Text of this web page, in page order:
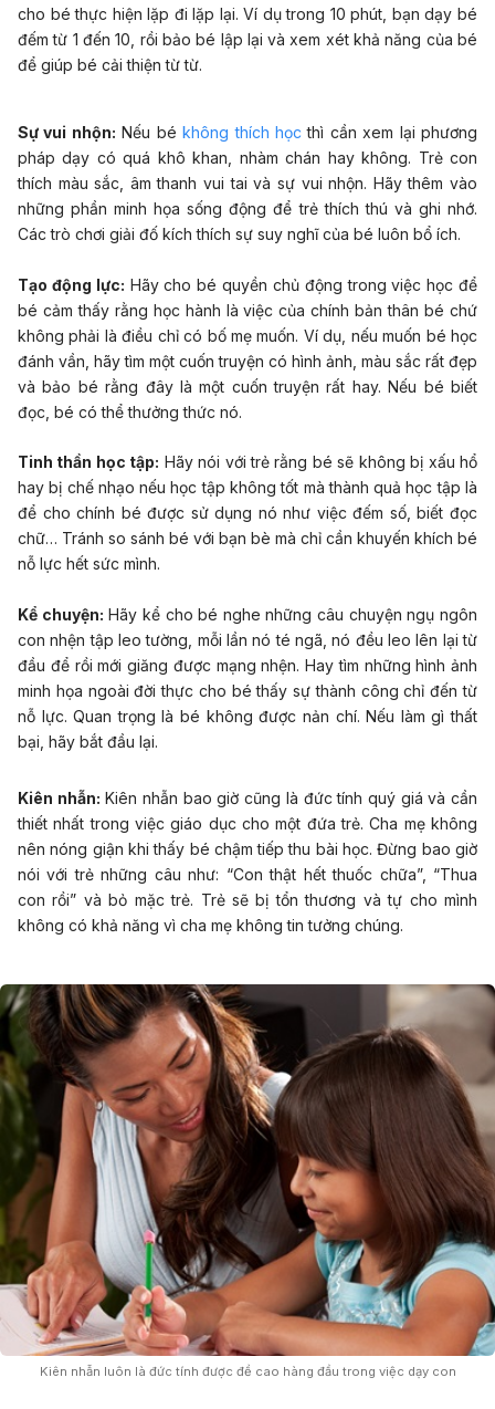
cho bé thực hiện lặp đi lặp lại. Ví dụ trong 10 phút, bạn dạy bé
đếm từ 1 đến 10, rồi bảo bé lập lại và xem xét khả năng của bé
để giúp bé cải thiện từ từ.
Sự vui nhộn: Nếu békhông thích học thì cần xem lại phương
pháp dạy có quá khô khan, nhàm chán hay không. Trẻ con
thích màu sắc, âm thanh vui tai và sự vui nhộn. Hãy thêm vào
những phần minh họa sống động để trẻ thích thú và ghi nhớ.
Các trò chơi giải đố kích thích sự suy nghĩ của bé luôn bổ ích.
Tạo động lực: Hãy cho bé quyền chủ động trong việc học để
bé cảm thấy rằng học hành là việc của chính bản thân bé chứ
không phải là điều chỉ có bố mẹ muốn. Ví dụ, nếu muốn bé học
đánh vần, hãy tìm một cuốn truyện có hình ảnh, màu sắc rất đẹp
và bảo bé rằng đây là một cuốn truyện rất hay. Nếu bé biết
đọc, bé có thể thưởng thức nó.
Tinh thần học tập: Hãy nói với trẻ rằng bé sẽ không bị xấu hổ
hay bị chế nhạo nếu học tập không tốt mà thành quả học tập là
để cho chính bé được sử dụng nó như việc đếm số, biết đọc
chữ… Tránh so sánh bé với bạn bè mà chỉ cần khuyến khích bé
nỗ lực hết sức mình.
Kể chuyện: Hãy kể cho bé nghe những câu chuyện ngụ ngôn
con nhện tập leo tường, mỗi lần nó té ngã, nó đều leo lên lại từ
đầu để rồi mới giăng được mạng nhện. Hay tìm những hình ảnh
minh họa ngoài đời thực cho bé thấy sự thành công chỉ đến từ
nỗ lực. Quan trọng là bé không được nản chí. Nếu làm gì thất
bại, hãy bắt đầu lại.
Kiên nhẫn: Kiên nhẫn bao giờ cũng là đức tính quý giá và cần
thiết nhất trong việc giáo dục cho một đứa trẻ. Cha mẹ không
nên nóng giận khi thấy bé chậm tiếp thu bài học. Đừng bao giờ
nói với trẻ những câu như: “Con thật hết thuốc chữa”, “Thua
con rồi” và bỏ mặc trẻ. Trẻ sẽ bị tổn thương và tự cho mình
không có khả năng vì cha mẹ không tin tưởng chúng.
Kiên nhẫn luôn là đức tính được đề cao hàng đầu trong việc dạy con